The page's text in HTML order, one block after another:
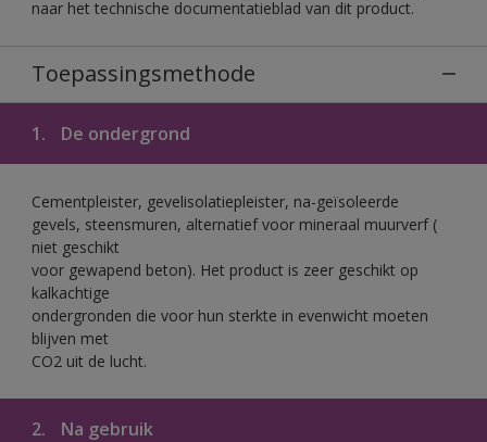
naar het technische documentatieblad van dit product.
Toepassingsmethode
1. De ondergrond
Cementpleister, gevelisolatiepleister, na-geïsoleerde
gevels, steensmuren, alternatief voor mineraal muurverf (
niet geschikt
voor gewapend beton). Het product is zeer geschikt op
kalkachtige
ondergronden die voor hun sterkte in evenwicht moeten
blijven met
CO2 uit de lucht.
2. Na gebruik